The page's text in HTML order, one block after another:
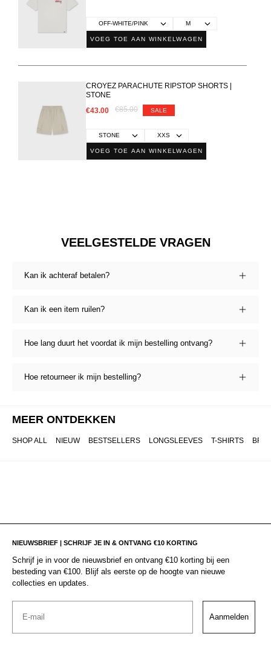
VOEG TOE AAN WINKELWAGEN
CROYEZ PARACHUTE RIPSTOP SHORTS |
STONE
€43.00
€85.00 SALE
VOEG TOE AAN WINKELWAGEN
VEELGESTELDE VRAGEN
Kan ik achteraf betalen?
Kan ik een item ruilen?
Hoe lang duurt het voordat ik mijn bestelling ontvang?
Hoe retourneer ik mijn bestelling?
MEER ONTDEKKEN
SHOP ALL NIEUW BESTSELLERS LONGSLEEVES T-SHIRTS
NIEUWSBRIEF | SCHRIJF JE IN & ONTVANG €10 KORTING
Schrijf je in voor de nieuwsbrief en ontvang €10 korting bij een
besteding van €100. Blijf als eerste op de hoogte van nieuwe
collecties en updates.
Email
Aanmelden